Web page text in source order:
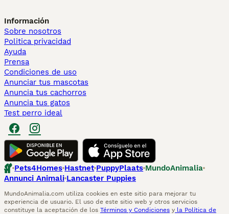
Información
Sobre nosotros
Politica privacidad
Ayuda
Prensa
Condiciones de uso
Anunciar tus mascotas
Anuncia tus cachorros
Anuncia tus gatos
Test perro ideal
Pets4Homes Hastnet PuppyPlaats MundoAnimalia
Annunci Animali Lancaster Puppies
MundoAnimalia.com utiliza cookies en este sitio para mejorar tu
experiencia de usuario. El uso de este sitio web y otros servicios
constituye la aceptación de los Términos y Condiciones y la Política de